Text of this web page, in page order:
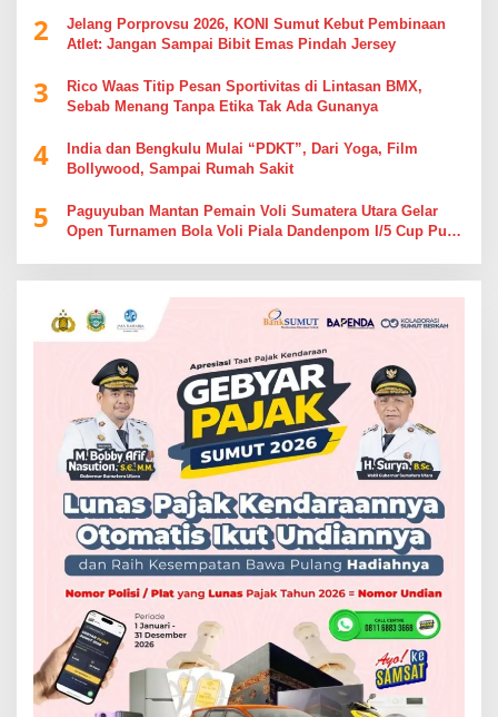
2
Jelang Porprovsu 2026, KONI Sumut Kebut Pembinaan
Atlet: Jangan Sampai Bibit Emas Pindah Jersey
3
Rico Waas Titip Pesan Sportivitas di Lintasan BMX,
Sebab Menang Tanpa Etika Tak Ada Gunanya
4
India dan Bengkulu Mulai “PDKT”, Dari Yoga, Film
Bollywood, Sampai Rumah Sakit
5
Paguyuban Mantan Pemain Voli Sumatera Utara Gelar
Open Turnamen Bola Voli Piala Dandenpom I/5 Cup Putra